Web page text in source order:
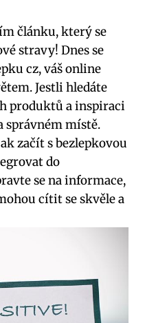
článku, který se
stravy! Dnes se
cz, váš online
Jestli hledáte
produktů a inspiraci
správném místě.
začít s bezlepkovou
do
se na informace,
cítit se skvěle a